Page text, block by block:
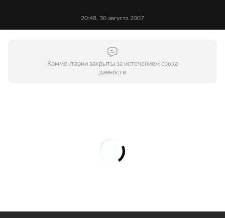
20:48, 30 августа 2007
Комментарии закрыты за истечением срока
давности